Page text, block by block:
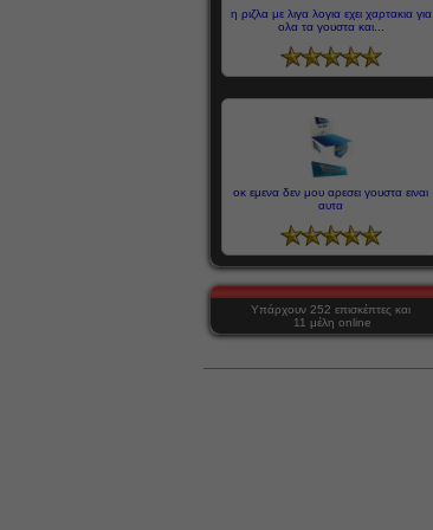
η ριζλα με λιγα λογια εχει χαρτακια για
ολα τα γουστα και...
οκ εμενα δεν μου αρεσει γουστα ειναι
αυτα
Υπάρχουν 252 επισκέπτες και
11 μέλη online